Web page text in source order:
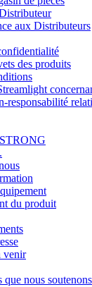
aux Distributeurs
des produits
responsabilité
du produit
venir
que nous soutenons